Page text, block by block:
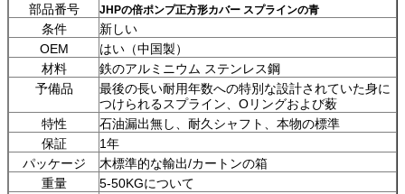
部品番号 JHPの倍ポンプ正方形カバー スプラインの青
条件
新しい
OEM
はい（中国製）
材料
鉄のアルミニウム ステンレス鋼
予備品
最後の長い耐用年数への特別な設計されていた身に
つけられるスプライン、Oリングおよび薮
特性
石油漏出無し、耐久シャフト、本物の標準
保証
1年
パッケージ
木標準的な輸出/カートンの箱
重量
5-50KGについて